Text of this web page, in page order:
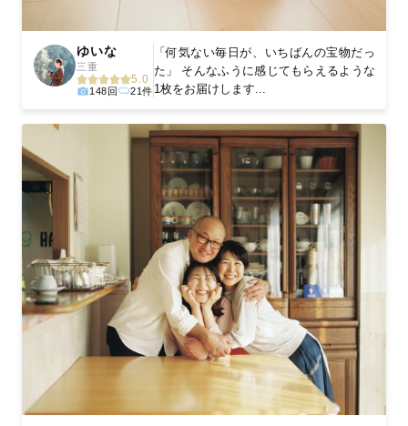
ゆいな
三重
5.0
148回 21件
「何気ない毎日が、いちばんの宝物だっ
た」 そんなふうに感じてもらえるような
1枚をお届けします...